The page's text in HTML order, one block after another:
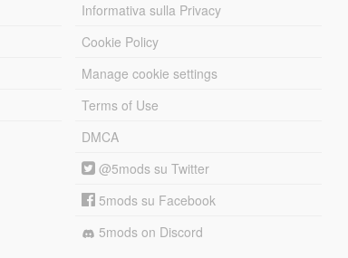
Informativa sulla Privacy
Cookie Policy
Manage cookie settings
Terms of Use
DMCA
@5mods su Twitter
5mods su Facebook
5mods on Discord